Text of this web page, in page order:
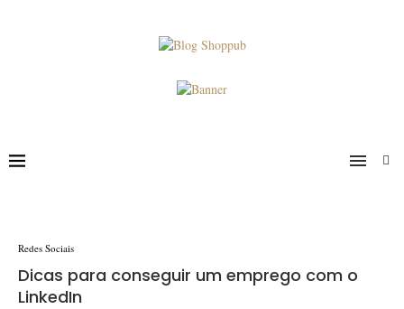
Redes Sociais
Dicas para conseguir um emprego com o
LinkedIn